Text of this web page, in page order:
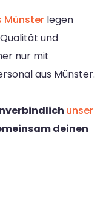
Münster legen
und
nur mit
aus Münster.
unser
deinen